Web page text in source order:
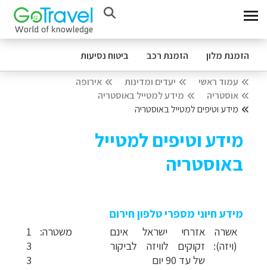
הזמנת מלון הזמנת רכב ביטוח נסיעות
עמוד ראשי יעדים ומדינות
אירופה
אוסטריה
מידע למטייל באוסטריה
מידע וטיפים למטייל באוסטריה
מידע וטיפים למטייל
באוסטריה
מידע חיוני מספרי טלפון חירום
אשרה
(ויזה):
אזרחי ישראל אינם
זקוקים לוויזה לביקור
של עד 90 יום
משטרה:
1
3
3